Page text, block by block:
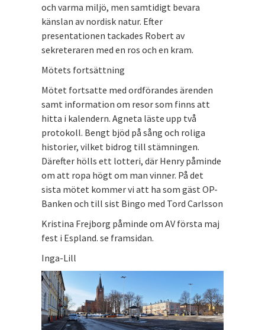
och varma miljö, men samtidigt bevara
känslan av nordisk natur. Efter
presentationen tackades Robert av
sekreteraren med en ros och en kram.
Mötets fortsättning
Mötet fortsatte med ordförandes ärenden
samt information om resor som finns att
hitta i kalendern. Agneta läste upp två
protokoll. Bengt bjöd på sång och roliga
historier, vilket bidrog till stämningen.
Därefter hölls ett lotteri, där Henry påminde
om att ropa högt om man vinner. På det
sista mötet kommer vi att ha som gäst OP-
Banken och till sist Bingo med Tord Carlsson
Kristina Frejborg påminde om AV första maj
fest i Espland. se framsidan.
Inga-Lill